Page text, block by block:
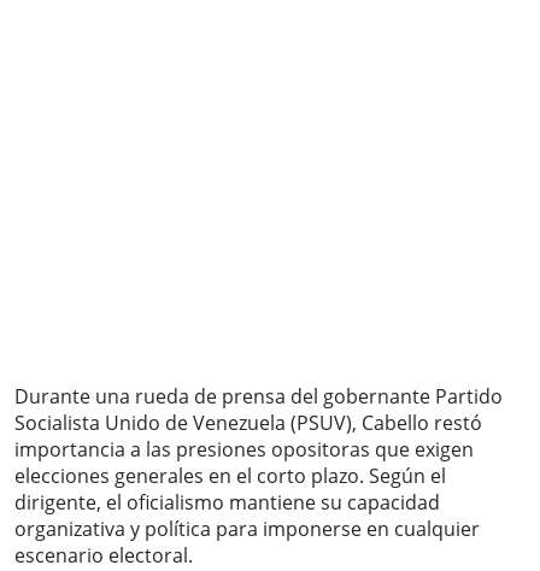
Durante una rueda de prensa del gobernante Partido
Socialista Unido de Venezuela (PSUV), Cabello restó
importancia a las presiones opositoras que exigen
elecciones generales en el corto plazo. Según el
dirigente, el oficialismo mantiene su capacidad
organizativa y política para imponerse en cualquier
escenario electoral.